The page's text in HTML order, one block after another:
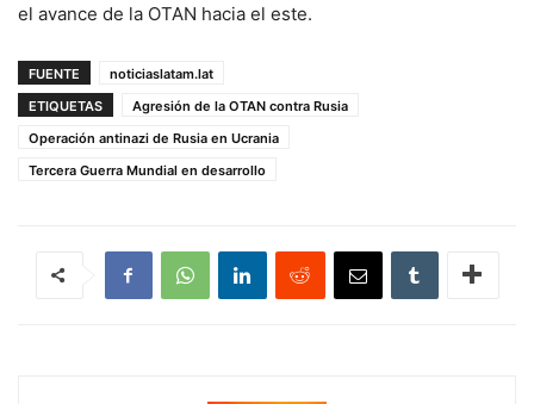
el avance de la OTAN hacia el este.
FUENTE
noticiaslatam.lat
ETIQUETAS
Agresión de la OTAN contra Rusia
Operación antinazi de Rusia en Ucrania
Tercera Guerra Mundial en desarrollo